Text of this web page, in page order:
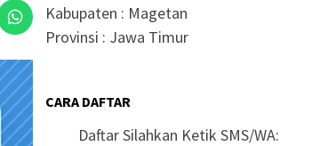
Kabupaten : Magetan
Provinsi : Jawa Timur
CARA DAFTAR
Daftar Silahkan Ketik SMS/WA: